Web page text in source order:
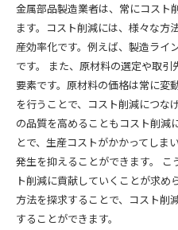
金属部品製造業者は、常にコスト
ます。コスト削減には、様々な方
産効率化です。例えば、製造ライ
です。 また、原材料の選定や取
要素です。原材料の価格は常に変
を行うことで、コスト削減につな
の品質を高めることもコスト削減
とで、生産コストがかかってしま
発生を抑えることができます。
ト削減に貢献していくことが求
方法を探求することで、コスト削
することができます。